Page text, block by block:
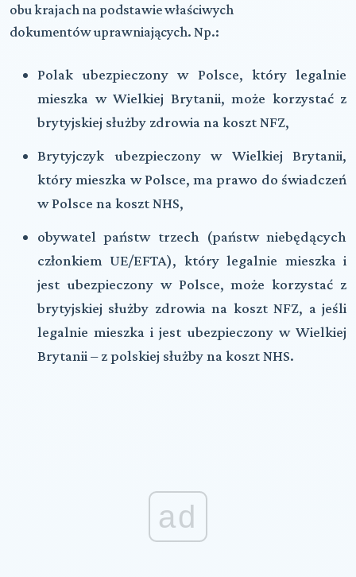
obu krajach na podstawie właściwych
dokumentów uprawniających. Np.:
Polak ubezpieczony w Polsce, który legalnie
mieszka w Wielkiej Brytanii, może korzystać z
brytyjskiej służby zdrowia na kosztNFZ,
Brytyjczyk ubezpieczony w Wielkiej Brytanii,
który mieszka w Polsce, ma prawo do świadczeń
w Polsce na kosztNHS,
obywatel państw trzech (państw niebędących
członkiemUE/EFTA), który legalnie mieszka i
jest ubezpieczony w Polsce, może korzystać z
brytyjskiej służby zdrowia na kosztNFZ, a jeśli
legalnie mieszka i jest ubezpieczony w Wielkiej
Brytanii – z polskiej służby na kosztNHS.
ad